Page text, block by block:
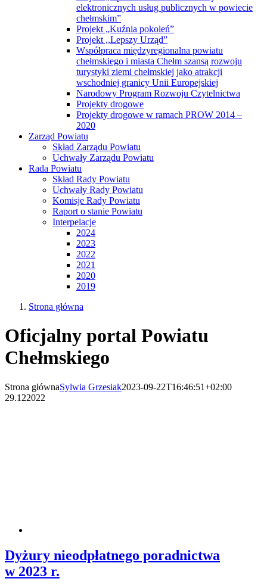
elektronicznych usług publicznych w powiecie
chełmskim”
Projekt „Kuźnia pokoleń”
Projekt ,,Lepszy Urząd”
Współpraca międzyregionalna powiatu
chełmskiego i miasta Chełm szansą rozwoju
turystyki ziemi chełmskiej jako atrakcji
wschodniej granicy Unii Europejskiej
Narodowy Program Rozwoju Czytelnictwa
Projekty drogowe
Projekty drogowe w ramach PROW 2014 –
2020
Zarząd Powiatu
Skład Zarządu Powiatu
Uchwały Zarządu Powiatu
Rada Powiatu
Skład Rady Powiatu
Uchwały Rady Powiatu
Komisje Rady Powiatu
Raport o stanie Powiatu
Interpelacje
2024
2023
2022
2021
2020
2019
Strona główna
Oficjalny portal Powiatu
Chełmskiego
Strona głównaSylwia Grzesiak2023-09-22T16:46:51+02:00
29.122022
Dyżury nieodpłatnego poradnictwa
w 2023 r.